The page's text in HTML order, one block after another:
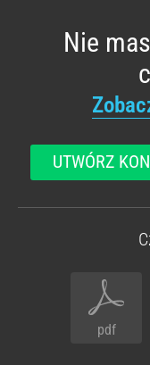
Nie
UTWÓRZ
pdf